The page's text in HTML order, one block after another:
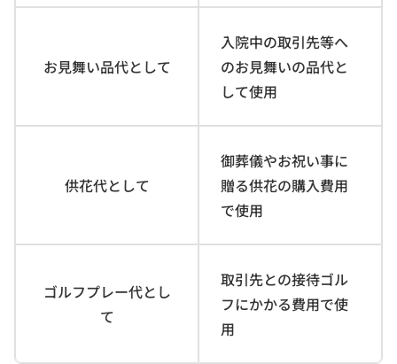
お見舞い品代として
入院中の取引先等へ
のお見舞いの品代と
して使用
供花代として
御葬儀やお祝い事に
贈る供花の購入費用
で使用
ゴルフプレー代とし
て
取引先との接待ゴル
フにかかる費用で使
用